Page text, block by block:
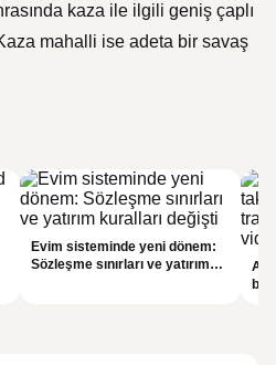
kaza ile ilgili geniş çaplı
mahalli ise adeta bir savaş
Evim sisteminde yeni dönem:
Sözleşme sınırları ve yatırım